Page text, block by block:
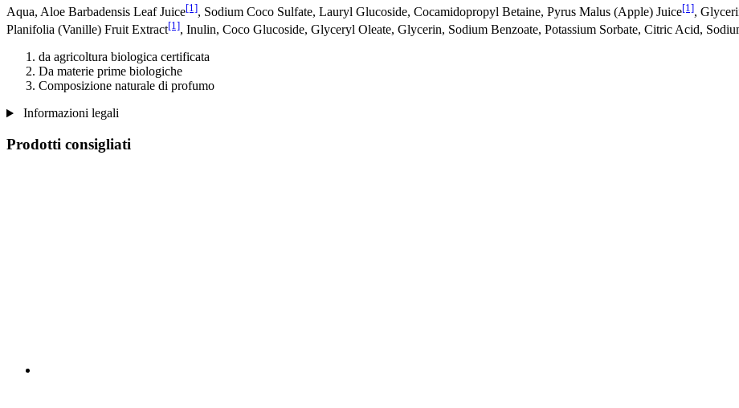
Aqua, Aloe Barbadensis Leaf Juice[1], Sodium Coco­ Sulfate, Lauryl Glucoside, Cocamidopropyl Betaine, Pyrus Malus (Apple) Juice[1],
Planifolia (Vanille) Fruit Extract[1], Inulin, Coco Glucoside, Glyceryl Oleate, Glycerin, Sodium Benzoate, Potassium Sorbate, Citric Acid,
da agricoltura biologica certificata
Da materie prime biologiche
Composizione naturale di profumo
Informazioni legali
Prodotti consigliati